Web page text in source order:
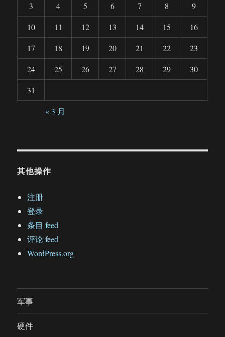
3
4 5 6 7 8
9
10
11 12 13 14 15
16
17
18 19 20 21 22
23
24
25 26 27 28 29
30
31
« 3 月
其他操作
注册
登录
条目 feed
评论 feed
WordPress.org
军事
硬件